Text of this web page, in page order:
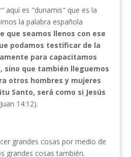
aquí es "dunamis" que es la
la palabra española
que seamos llenos con ese
podamos testificar de la
para capacitamos
sino que también lleguemos
otros hombres y mujeres
Santo, será como si Jesús
14:12).
grandes cosas por medio de
grandes cosas también.